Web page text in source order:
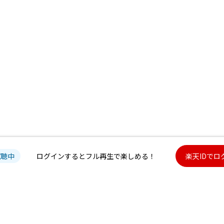
中 ログインするとフル再生で楽しめる！ 楽天IDでロ